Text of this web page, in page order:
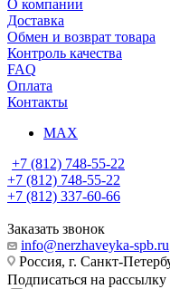
О компании
Доставка
Обмен и возврат товара
Контроль качества
FAQ
Оплата
Контакты
MAX
+7 (812) 748-55-22
+7 (812) 748-55-22
+7 (812) 337-60-66
Заказать звонок
info@nerzhaveyka-spb.ru
Россия, г. Санкт-
Подписаться на рассылку